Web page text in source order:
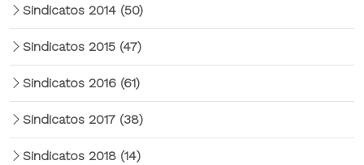
Sindicatos 2014 (50)
Sindicatos 2015 (47)
Sindicatos 2016 (61)
Sindicatos 2017 (38)
Sindicatos 2018 (14)